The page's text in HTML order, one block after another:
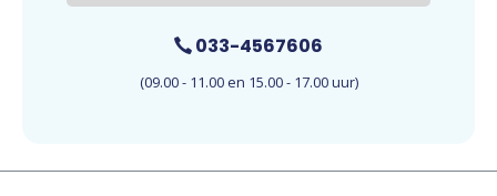
033-4567606
(09.00 - 11.00 en 15.00 - 17.00 uur)